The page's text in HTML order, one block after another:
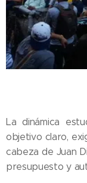
La dinámica
objetivo claro,
cabeza de Juan
presupuesto y